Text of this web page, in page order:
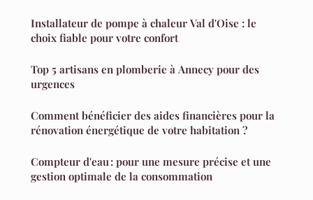
Installateur de pompe à chaleur Val d'Oise : le
choix fiable pour votre confort
Top 5 artisans en plomberie à Annecy pour des
urgences
Comment bénéficier des aides financières pour la
rénovation énergétique de votre habitation ?
Compteur d'eau : pour une mesure précise et une
gestion optimale de la consommation